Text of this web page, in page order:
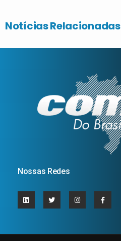
Notícias Relacionadas
Nossas Redes